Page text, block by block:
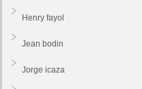
Henry fayol
Jean bodin
Jorge icaza